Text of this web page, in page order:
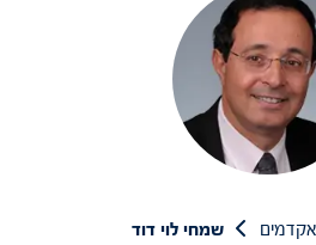
שמחי לוי דוד